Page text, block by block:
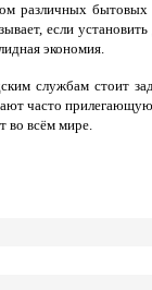
различных
если
экономия.
службам стоит
часто
во всём мире.